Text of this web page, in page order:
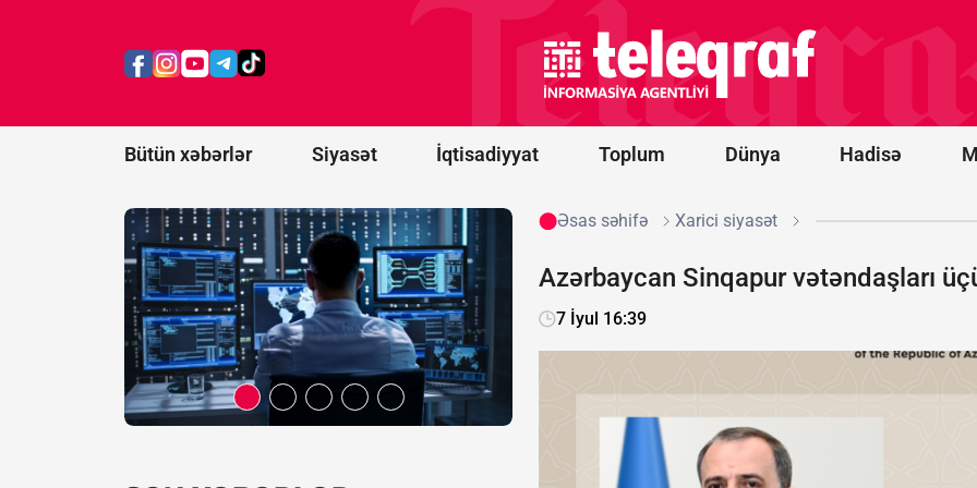
Bütün xəbərlər Siyasət İqtisadiyyat Toplum Dünya Hadisə
Komandanlığında
araşdırılır
Ərəbistanına
hücumu
nəticəsində
11 mülki
şəxs
Əsas səhifə Xarici siyasət
Azərbaycan Sinqapur vətəndaşları
7 İyul 16:39